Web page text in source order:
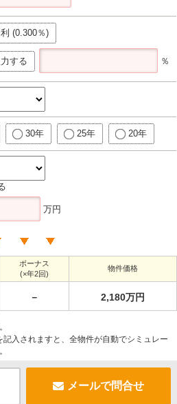
(0.300％)
する ％
30年 25年 20年
万円
ボーナス
(×年2回)
物件価格
－ 2,180万円
記入されますと、全物件が自動でシミュレー
メールで問合せ